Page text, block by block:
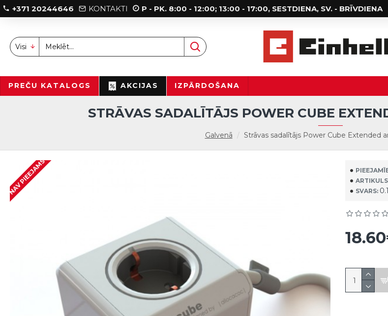
+371 20244646 KONTAKTI P - PK. 8:00 - 12:00; 13:00 - 17:00, SESTDIENA, SV. - BRĪVDIENA
Visi
PREČU KATALOGS AKCIJAS IZPĀRDOŠANA
Galvenā Strāvas sadalītājs Power Cube Extended
STRĀVAS SADALĪTĀJS POWER CUBE
NAV PIEEJAMS SVARS: